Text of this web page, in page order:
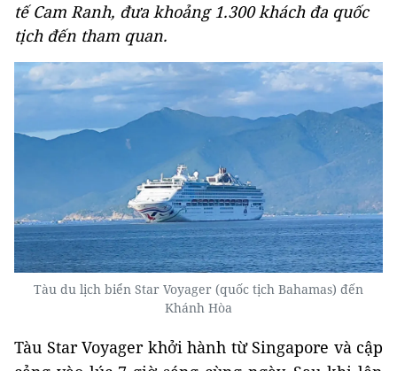
tế Cam Ranh, đưa khoảng 1.300 khách đa quốc
tịch đến tham quan.
Tàu du lịch biển Star Voyager (quốc tịch Bahamas) đến
Khánh Hòa
Tàu Star Voyager khởi hành từ Singapore và cập